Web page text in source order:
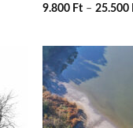
9.800 Ft – 25.500